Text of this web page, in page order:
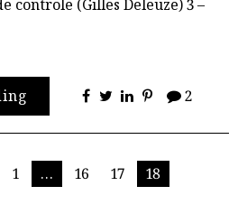
controle (Gilles Deleuze) 3 –
2
1 … 16 17 18